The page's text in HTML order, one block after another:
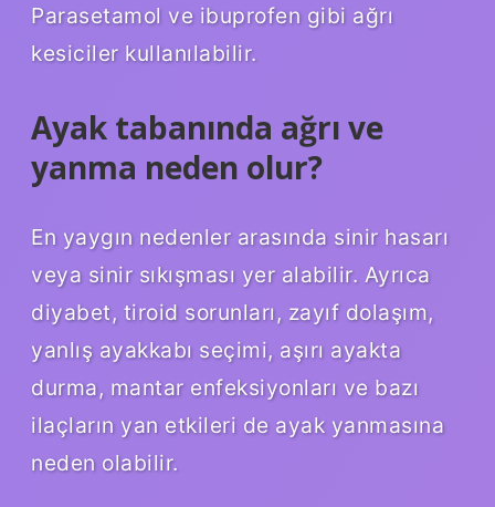
Parasetamol ve ibuprofen gibi ağrı
kesiciler kullanılabilir.
Ayak tabanında ağrı ve
yanma neden olur?
En yaygın nedenler arasında sinir hasarı
veya sinir sıkışması yer alabilir. Ayrıca
diyabet, tiroid sorunları, zayıf dolaşım,
yanlış ayakkabı seçimi, aşırı ayakta
durma, mantar enfeksiyonları ve bazı
ilaçların yan etkileri de ayak yanmasına
neden olabilir.